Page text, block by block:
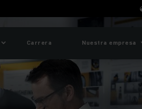
Carrera Nuestra empresa